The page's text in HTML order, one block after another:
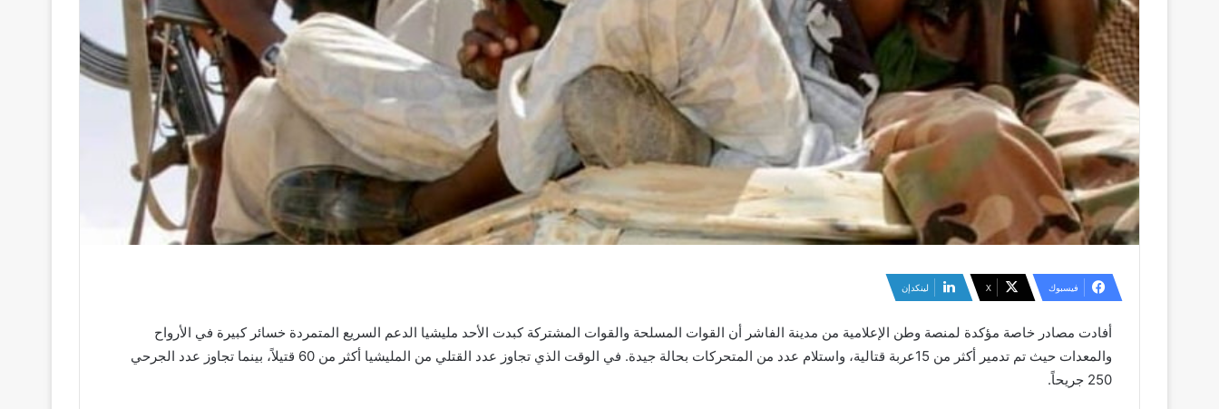
فيسبوك ‫X لينكدإن
أفادت مصادر خاصة مؤكدة لمنصة وطن الإعلامية من مدينة الفاشر أن القوات المسلحة والقوات المشتركة كبدت الأحد مليشيا الدعم السريع المتمردة خسائر كبيرة في الأرواح
والمعدات حيث تم تدمير أكثر من 15عربة قتالية، واستلام عدد من المتحركات بحالة جيدة. في الوقت الذي تجاوز عدد القتلي من المليشيا أكثر من 60 قتيلاً، بينما تجاوز عدد الجرحي
250 جريحاً.